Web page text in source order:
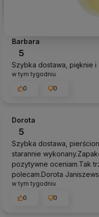
Barbara
5
Szybka dostawa, pięknie
w tym tygodniu
0
0
Dorota
5
Szybka dostawa,
starannie
pozytywne oceniam.Tak
polecam.Dorota
w tym tygodniu
0
0